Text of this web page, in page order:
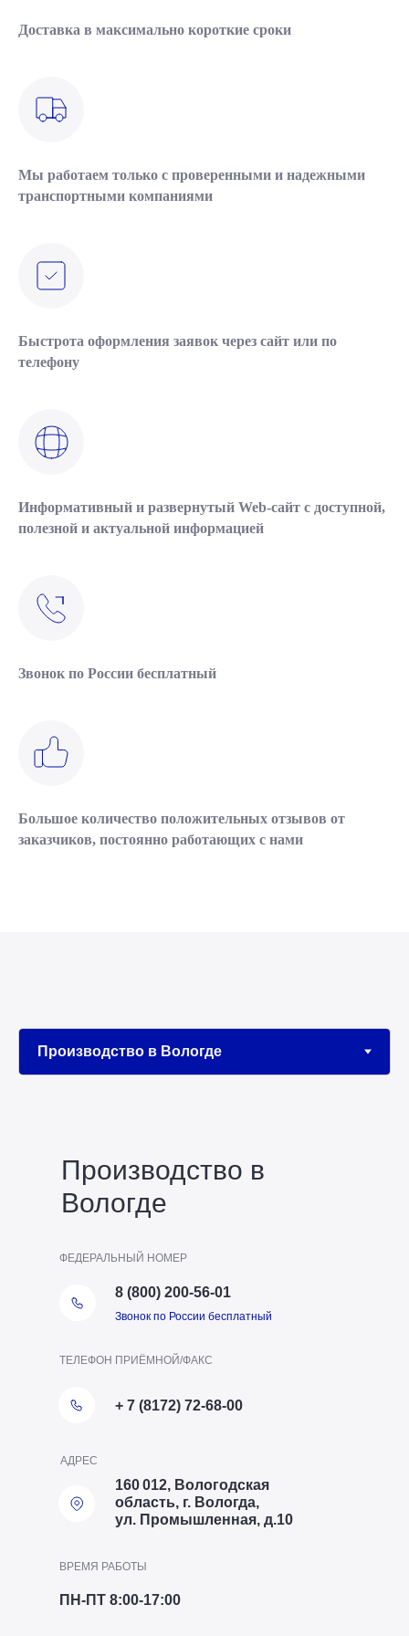
Доставка в максимально короткие сроки
Мы работаем только с проверенными и надежными
транспортными компаниями
Быстрота оформления заявок через сайт или по
телефону
Информативный и развернутый Web-сайт с доступной,
полезной и актуальной информацией
Звонок по России бесплатный
Большое количество положительных отзывов от
заказчиков, постоянно работающих с нами
Производство в
Вологде
ПН-ПТ 8:00-17:00
ВРЕМЯ РАБОТЫ
+ 7 (8172) 72-68-00
ТЕЛЕФОН ПРИЁМНОЙ/ФАКС
160 012, Вологодская
область, г. Вологда,
ул. Промышленная, д.10
АДРЕС
ФЕДЕРАЛЬНЫЙ НОМЕР
8 (800) 200-56-01
Звонок по России бесплатный